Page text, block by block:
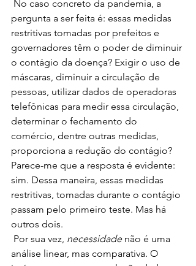
pergunta a ser feita é: essas medidas
restritivas tomadas por prefeitos e
governadores têm o poder de diminuir
o contágio da doença? Exigir o uso de
máscaras, diminuir a circulação de
pessoas, utilizar dados de operadoras
telefônicas para medir essa circulação,
determinar o fechamento do
comércio, dentre outras medidas,
proporciona a redução do contágio?
Parece-me que a resposta é evidente:
sim. Dessa maneira, essas medidas
restritivas, tomadas durante o contágio
passam pelo primeiro teste. Mas há
outros dois.
Por sua vez, necessidade não é uma
análise linear, mas comparativa. O